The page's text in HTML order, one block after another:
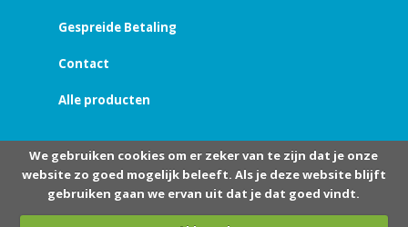
Gespreide Betaling
Contact
Alle producten
We gebruiken cookies om er zeker van te zijn dat je onze
website zo goed mogelijk beleeft. Als je deze website blijft
gebruiken gaan we ervan uit dat je dat goed vindt.